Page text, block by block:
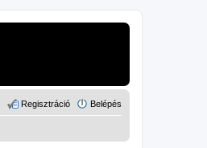
Belépés
Regisztráció